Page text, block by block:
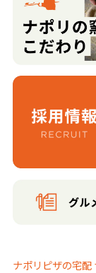
ナポリピザの宅配